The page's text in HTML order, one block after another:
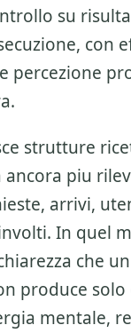
su
con
percezione
strutture
piu
arrivi,
In quel
che
produce
mentale,